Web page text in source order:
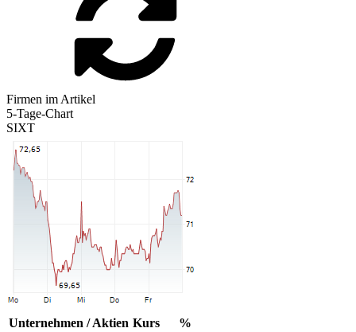
Firmen im Artikel
5-Tage-Chart
SIXT
Unternehmen / Aktien Kurs
%